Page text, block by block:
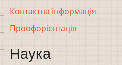
Контактна інформація
Проофорієнтація
Наука